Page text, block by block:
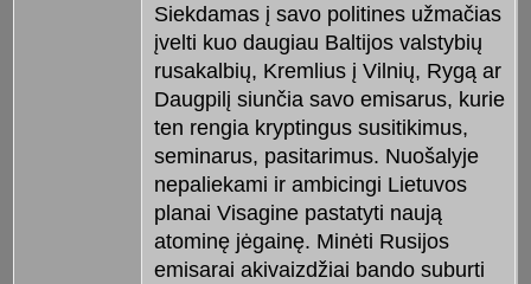
Siekdamas į savo politines užmačias
įvelti kuo daugiau Baltijos valstybių
rusakalbių, Kremlius į Vilnių, Rygą ar
Daugpilį siunčia savo emisarus, kurie
ten rengia kryptingus susitikimus,
seminarus, pasitarimus. Nuošalyje
nepaliekami ir ambicingi Lietuvos
planai Visagine pastatyti naują
atominę jėgainę. Minėti Rusijos
emisarai akivaizdžiai bando suburti